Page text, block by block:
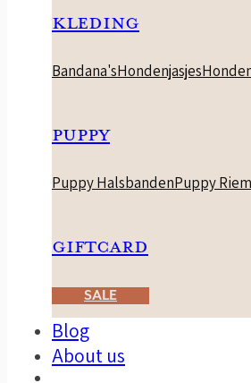
KLEDING
Bandana'sHondenjasjes
PUPPY
Puppy HalsbandenPuppy
GIFTCARD
SALE
Blog
About us